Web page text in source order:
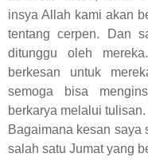
insya Allah kami akan
tentang cerpen. Dan
ditunggu oleh
berkesan untuk
semoga bisa
berkarya melalui tulisan.
Bagaimana kesan saya
salah satu Jumat yang